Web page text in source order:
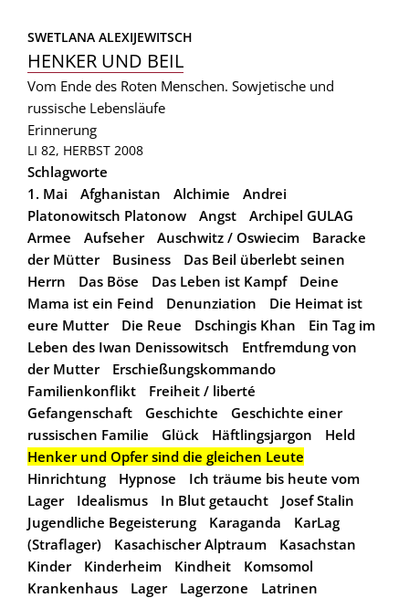
SWETLANA ALEXIJEWITSCH
HENKER UND BEIL
Vom Ende des Roten Menschen. Sowjetische und
russische Lebensläufe
Erinnerung
LI 82, HERBST 2008
Schlagworte
1. Mai
Afghanistan Alchimie
Andrei
Platonowitsch Platonow
Angst
Archipel GULAG
Armee
Aufseher Auschwitz / Oswiecim
Baracke
der Mütter
Business
Das Beil überlebt seinen
Herrn
Das Böse Das Leben ist Kampf
Deine
Mama ist ein Feind
Denunziation
Die Heimat ist
eure Mutter
Die Reue Dschingis Khan
Ein Tag im
Leben des Iwan Denissowitsch
Entfremdung von
der Mutter
Erschießungskommando
Familienkonflikt
Freiheit / liberté
Gefangenschaft
Geschichte
Geschichte einer
russischen Familie
Glück Häftlingsjargon
Held
Henker und Opfer sind die gleichen Leute
Hinrichtung
Hypnose
Ich träume bis heute vom
Lager
Idealismus In Blut getaucht
Josef Stalin
Jugendliche Begeisterung
Karaganda
KarLag
(Straflager)
Kasachischer Alptraum
Kasachstan
Kinder
Kinderheim Kindheit
Komsomol
Krankenhaus
Lager Lagerzone
Latrinen